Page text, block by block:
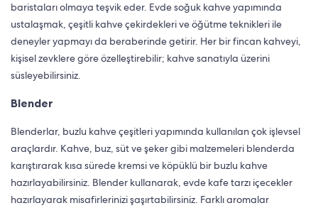
baristaları olmaya teşvik eder. Evde soğuk kahve yapımında
ustalaşmak, çeşitli kahve çekirdekleri ve öğütme teknikleri ile
deneyler yapmayı da beraberinde getirir. Her bir fincan kahveyi,
kişisel zevklere göre özelleştirebilir; kahve sanatıyla üzerini
süsleyebilirsiniz.
Blender
Blenderlar, buzlu kahve çeşitleri yapımında kullanılan çok işlevsel
araçlardır. Kahve, buz, süt ve şeker gibi malzemeleri blenderda
karıştırarak kısa sürede kremsi ve köpüklü bir buzlu kahve
hazırlayabilirsiniz. Blender kullanarak, evde kafe tarzı içecekler
hazırlayarak misafirlerinizi şaşırtabilirsiniz. Farklı aromalar